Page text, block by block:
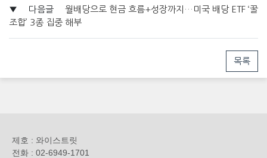
▼ 다음글
월배당으로 현금 흐름+성장까지…미국 배당 ETF ‘꿀
조합’ 3종 집중 해부
목록
제호 : 와이스트릿
전화 : 02-6949-1701